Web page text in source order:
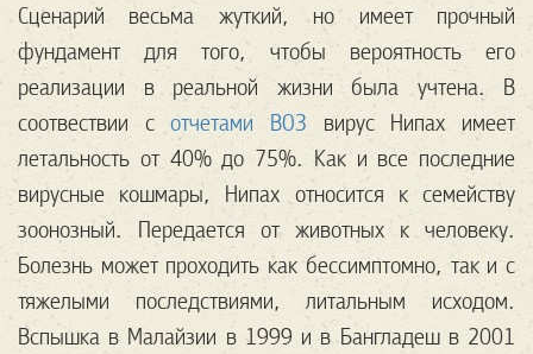
Сценарий весьма жуткий, но имеет прочный
фундамент для того, чтобы вероятность его
реализации в реальной жизни была учтена. В
соотвествии сотчетами ВОЗ вирус Нипах имеет
летальность от 40% до 75%. Как и все последние
вирусные кошмары, Нипах относится к семейству
зоонозный. Передается от животных к человеку.
Болезнь может проходить как бессимптомно, так и с
тяжелыми последствиями, литальным исходом.
Вспышка в Малайзии в 1999 и в Бангладеш в 2001